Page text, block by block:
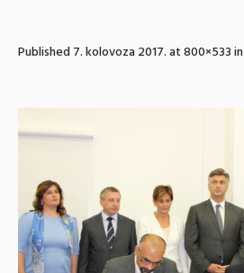
Published7. kolovoza 2017.at 800×533 in